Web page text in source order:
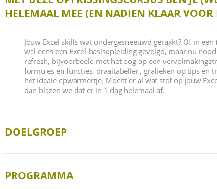
HELEMAAL MEE (EN NADIEN KLAAR VOOR
Jouw Excel skills wat ondergesneeuwd geraakt? Of in een
wel eens een Excel-basisopleiding gevolgd, maar nu
refresh, bijvoorbeeld met het oog op een
formules en functies, draaitabellen, grafieken op tips en
het ideale opwarmertje. Mocht er al wat stof op jouw
dan blazen we dat er in 1 dag helemaal af.
DOELGROEP
PROGRAMMA